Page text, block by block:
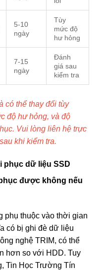
5-10
ngày
Tùy
mức độ
hư hỏng
7-15
ngày
Đánh
giá sau
kiểm tra
có thể thay đổi tùy
độ hư hỏng, và độ
Vui lòng liên hệ trực
khi kiểm tra.
phục dữ liệu SSD
được không nếu
phụ thuộc vào thời gian
có bị ghi đè dữ liệu
nghệ TRIM, có thể
hơn so với HDD. Tuy
Tin Học Trường Tín